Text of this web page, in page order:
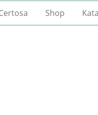
Shop